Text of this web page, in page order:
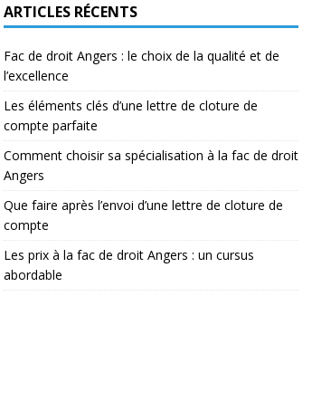
ARTICLES RÉCENTS
Fac de droit Angers : le choix de la qualité et de
l’excellence
Les éléments clés d’une lettre de cloture de
compte parfaite
Comment choisir sa spécialisation à la fac de droit
Angers
Que faire après l’envoi d’une lettre de cloture de
compte
Les prix à la fac de droit Angers : un cursus
abordable